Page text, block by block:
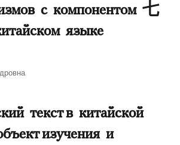
с компонентом 七
языке
текст в китайской
изучения и